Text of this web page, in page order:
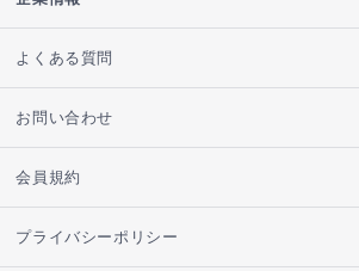
よくある質問
お問い合わせ
会員規約
プライバシーポリシー